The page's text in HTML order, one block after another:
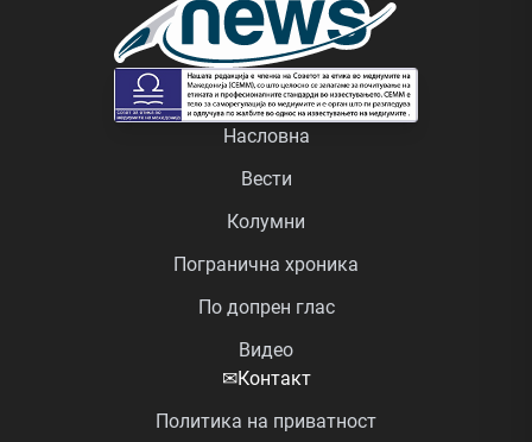
Насловна
Вести
Колумни
Погранична хроника
По допрен глас
Видео
✉Контакт
Политика на приватност